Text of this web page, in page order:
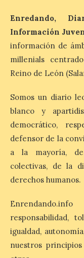
Patrimonio
cancela la
fuentes de
la escasez
6 Ago 2026
de
días
así como al
día 25. La reserva
«El Mar», […]
El Descenso
del Sella
homenaje a
y el izado
autonómicas
Enredando,
Información
información de
millenials
Reino de León
Somos un diario
blanco y
democrático,
defensor de la
a la mayoría,
colectivas, de la
derechos humanos.
responsabilidad,
igualdad,
nuestros